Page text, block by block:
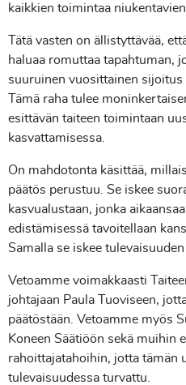
kaikkien toimintaa
Tätä vasten on ällistyttävää,
haluaa romuttaa tapahtuman,
suuruinen vuosittainen sijoitus
Tämä raha tulee
esittävän taiteen toimintaan
kasvattamisessa.
On mahdotonta käsittää,
päätös perustuu. Se iskee
kasvualustaan, jonka
edistämisessä tavoitellaan
Samalla se iskee
Vetoamme voimakkaasti
johtajaan Paula Tuoviseen,
päätöstään. Vetoamme myös
Koneen Säätiöön sekä muihin
rahoittajatahoihin, jotta tämän
tulevaisuudessa turvattu.